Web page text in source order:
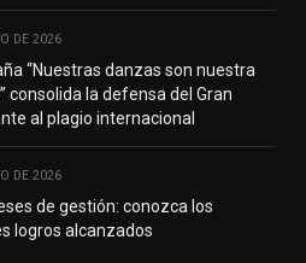
DE 2026
“Nuestras danzas son nuestra
consolida la defensa del Gran
al plagio internacional
DE 2026
de gestión: conozca los
logros alcanzados